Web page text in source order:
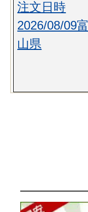
注文日時
2026/08/09富
山県